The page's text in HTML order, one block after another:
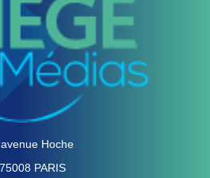
Hoche
75008 PARIS